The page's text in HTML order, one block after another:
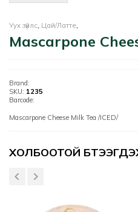
Уух зүйлс, Цай/Латте,
Mascarpone
Brand:
SKU: 1235
Barcode:
Mascarpone Cheese Milk Tea /ICED/
Үзүүлэлтүүд
ХОЛБООТОЙ